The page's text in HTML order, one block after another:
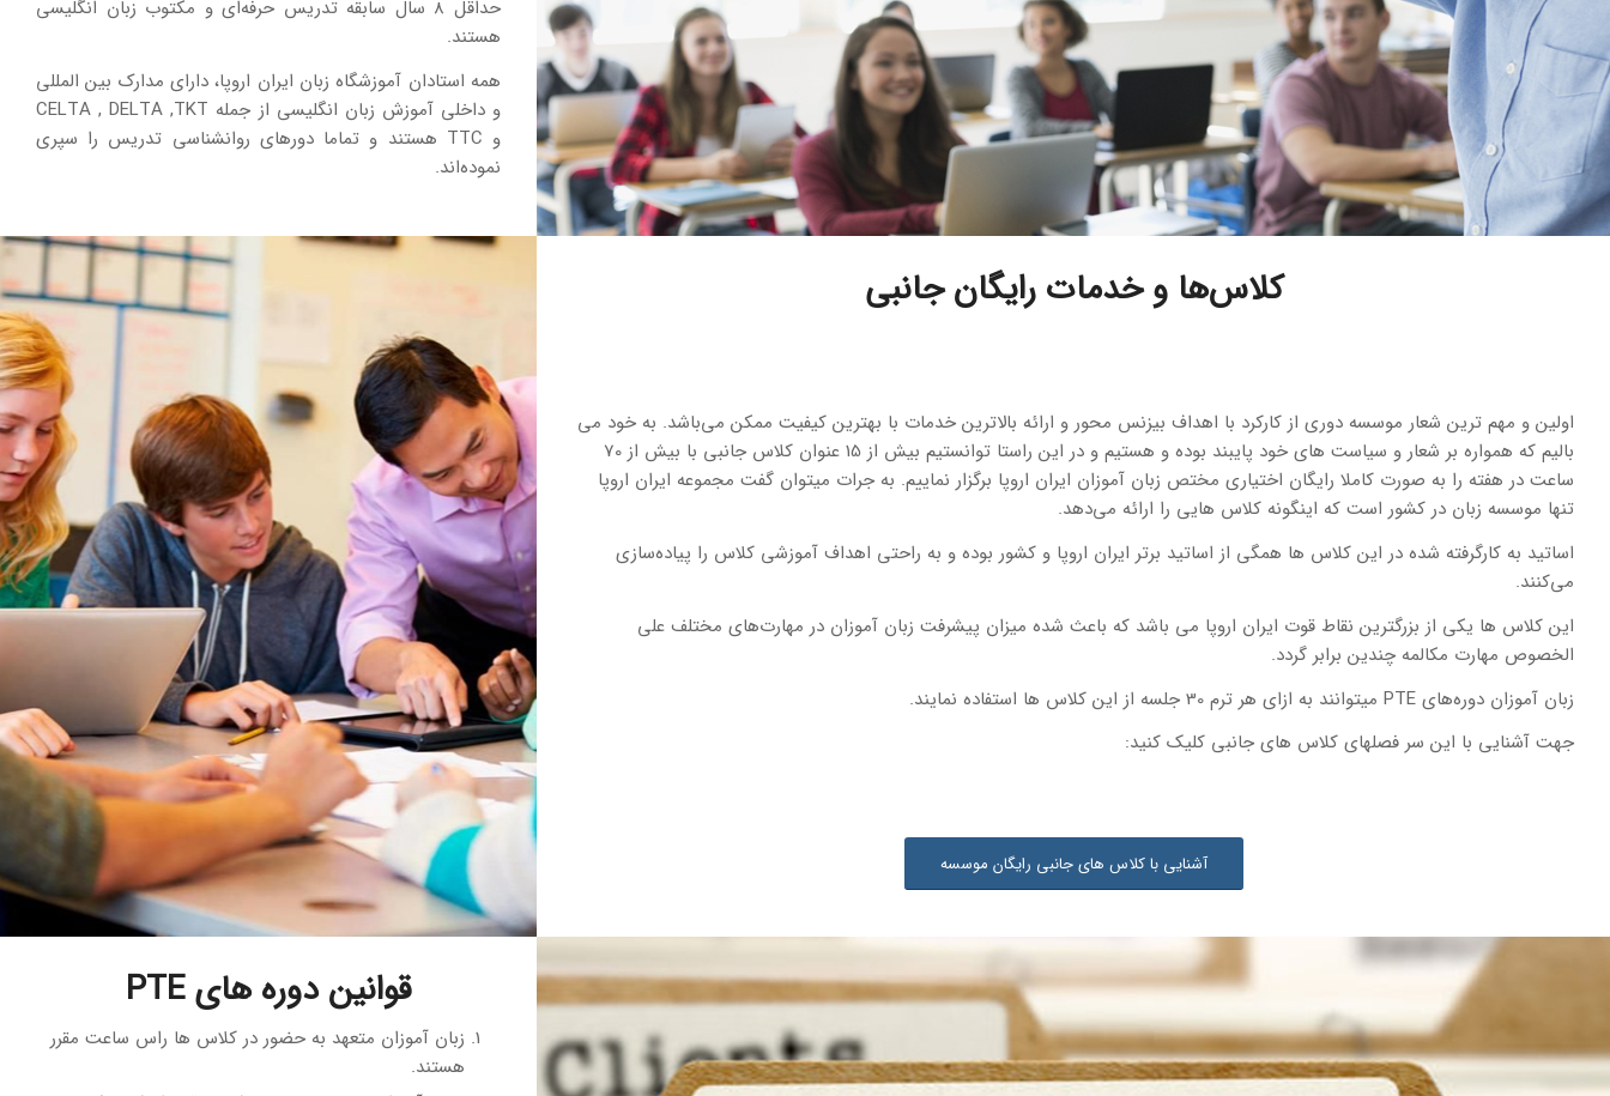
حداقل 8 سال سابقه تدریس حرفه‌ای و مکتوب زبان انگلیسی
هستند.
همه استادان آموزشگاه زبان ایران اروپا، دارای مدارک بین المللی
و داخلی آموزش زبان انگلیسی از جمله CELTA , DELTA ,TKT
و TTC هستند و تماما دورهای روانشناسی تدریس را سپری
نموده‌اند.
کلاس‌ها و خدمات رایگان جانبی
اولین و مهم ترین شعار موسسه دوری از کارکرد با اهداف بیزنس محور و ارائه بالاترین خدمات با بهترین کیفیت ممکن می‌باشد. به خود می
بالیم که همواره بر شعار و سیاست های خود پایبند بوده و هستیم و در این راستا توانستیم بیش از 15 عنوان کلاس جانبی با بیش از 70
ساعت در هفته را به صورت کاملا رایگان اختیاری مختص زبان آموزان ایران اروپا برگزار نماییم. به جرات میتوان گفت مجموعه ایران اروپا
تنها موسسه زبان در کشور است که اینگونه کلاس هایی را ارائه می‌دهد.
اساتید به کارگرفته شده در این کلاس ها همگی از اساتید برتر ایران اروپا و کشور بوده و به راحتی اهداف آموزشی کلاس را پیاده‌سازی
می‌کنند.
این کلاس ها یکی از بزرگترین نقاط قوت ایران اروپا می باشد که باعث شده میزان پیشرفت زبان آموزان در مهارت‌های مختلف علی
الخصوص مهارت مکالمه چندین برابر گردد.
زبان آموزان دوره‌های PTE میتوانند به ازای هر ترم 30 جلسه از این کلاس ها استفاده نمایند.
جهت آشنایی با این سر فصلهای کلاس های جانبی کلیک کنید:
آشنایی با کلاس های جانبی رایگان موسسه
قوانین دوره های PTE
زبان آموزان متعهد به حضور در کلاس ها راس ساعت مقرر
هستند.